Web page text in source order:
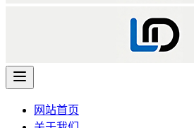
网站首页